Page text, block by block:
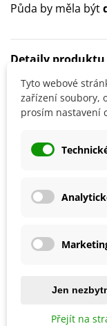
Půda by měla být
Detaily produktu
SOUVISEJÍCÍ
Přidat do košíku
Ochrana proti
Tyto webové
zařízení soubory,
prosím nastavení
Jen
Přejít na